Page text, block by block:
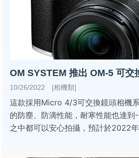
OM SYSTEM 推出 OM-5 可交
10/26/2022 [相機類]
這款採用Micro 4/3可交換鏡頭相機
的防塵、防滴性能，耐寒性能也達到
之中都可以安心拍攝，預計於2022